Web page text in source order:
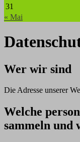
31
« Mai
Wer wir sind
Die Adresse unserer
Welche
sammeln und